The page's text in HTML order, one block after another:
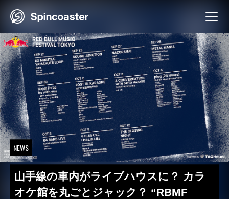
NEWS
山手線の車内がライブハウスに？ カラ
オケ館を丸ごとジャック？ “RBMF